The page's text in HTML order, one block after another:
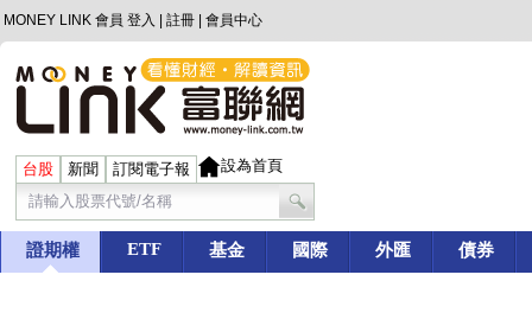
MONEY LINK 會員 登入 註冊 會員中心
台股 新聞 訂閱電子報 設為首頁
證期權 ETF 基金 國際 外匯 債券